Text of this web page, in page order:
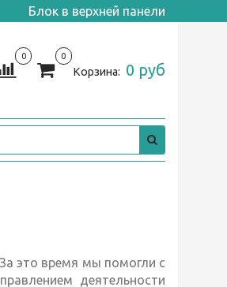
Блок в верхней панели
0 0
Корзина: 0 руб
это время мы помогли с
деятельности